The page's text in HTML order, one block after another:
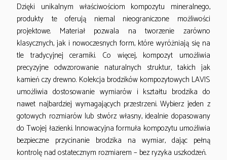
Dzięki unikalnym właściwościom kompozytu mineralnego,
produkty te oferują niemal nieograniczone możliwości
projektowe. Materiał pozwala na tworzenie zarówno
klasycznych, jak i nowoczesnych form, które wyróżniają się na
tle tradycyjnej ceramiki. Co więcej, kompozyt umożliwia
precyzyjne odwzorowanie naturalnych struktur, takich jak
kamień czy drewno. Kolekcja brodzików kompozytowych LAVIS
umożliwia dostosowanie wymiarów i kształtu brodzika do
nawet najbardziej wymagających przestrzeni. Wybierz jeden z
gotowych rozmiarów lub stwórz własny, idealnie dopasowany
do Twojej łazienki. Innowacyjna formuła kompozytu umożliwia
bezpieczne przycinanie brodzika na wymiar, dając pełną
kontrolę nad ostatecznym rozmiarem – bez ryzyka uszkodzeń.